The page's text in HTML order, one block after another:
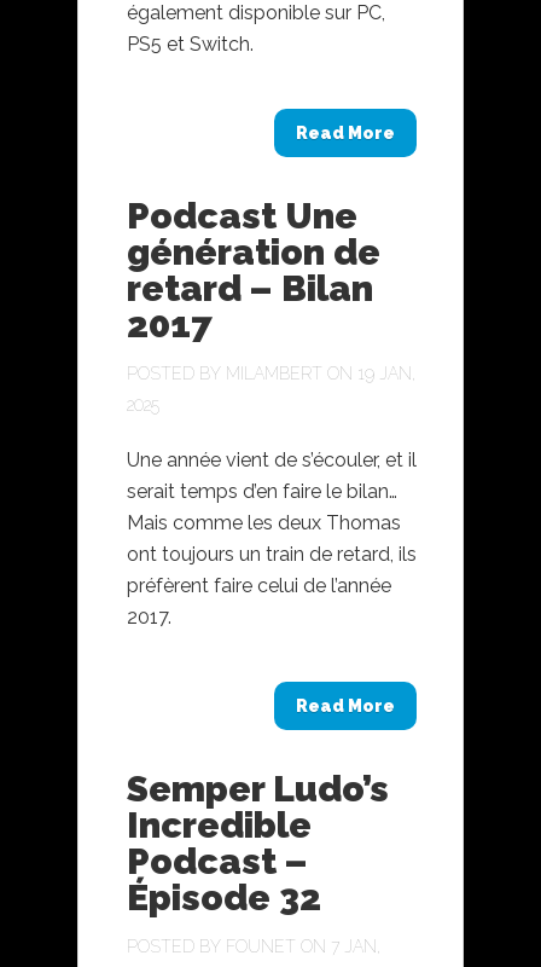
également disponible sur PC,
PS5 et Switch.
Read More
Podcast Une
génération de
retard – Bilan
2017
POSTED BY MILAMBERT ON 19 JAN,
2025
Une année vient de s’écouler, et il
serait temps d’en faire le bilan…
Mais comme les deux Thomas
ont toujours un train de retard, ils
préfèrent faire celui de l’année
2017.
Read More
Semper Ludo’s
Incredible
Podcast –
Épisode 32
POSTED BY FOUNET ON 7 JAN,